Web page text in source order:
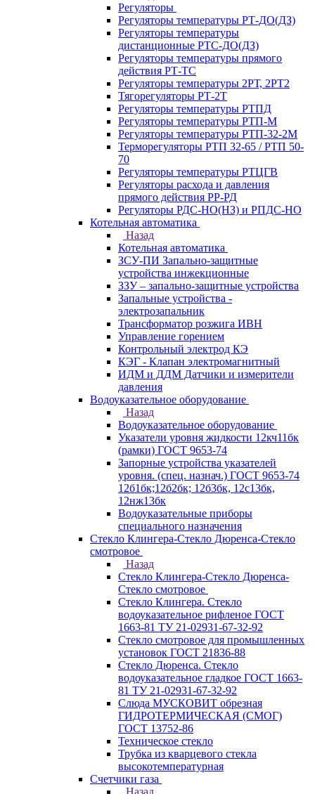
Регуляторы
Регуляторы температуры РТ-ДО(ДЗ)
Регуляторы температуры
дистанционные РТС-ДО(ДЗ)
Регуляторы температуры прямого
действия РТ-ТС
Регуляторы температуры 2РТ, 2РT2
Тягорегуляторы РТ-2Т
Регуляторы температуры РТПД
Регуляторы температуры РТП-M
Регуляторы температуры РТП-32-2М
Терморегуляторы РТП 32-65 / РТП 50-
70
Регуляторы температуры РТЦГВ
Регуляторы расхода и давления
прямого действия РР-РД
Регуляторы РДС-НО(НЗ) и РПДС-НО
Котельная автоматика
Назад
Котельная автоматика
ЗСУ-ПИ Запально-защитные
устройства инжекционные
ЗЗУ – запально-защитные устройства
Запальные устройства -
электрозапальник
Трансформатор розжига ИВН
Управление горением
Контрольный электрод КЭ
КЭГ - Клапан электромагнитный
ИДМ и ДДМ Датчики и измерители
давления
Водоуказательное оборудование
Назад
Водоуказательное оборудование
Указатели уровня жидкости 12кч11бк
(рамки) ГОСТ 9653-74
Запорные устройства указателей
уровня. (спец. назнач.) ГОСТ 9653-74
12б1бк;12б2бк; 12б3бк, 12с13бк,
12нж13бк
Водоуказательные приборы
специального назначения
Стекло Клингера-Стекло Дюренса-Стекло
смотровое
Назад
Стекло Клингера-Стекло Дюренса-
Стекло смотровое
Стекло Клингера. Стекло
водоуказательное рифленое ГОСТ
1663-81 ТУ 21-02931-67-32-92
Стекло смотровое для промышленных
установок ГОСТ 21836-88
Стекло Дюренса. Стекло
водоуказательное гладкое ГОСТ 1663-
81 ТУ 21-02931-67-32-92
Слюда МУСКОВИТ обрезная
ГИДРОТЕРМИЧЕСКАЯ (СМОГ)
ГОСТ 13752-86
Техническое стекло
Трубка из кварцевого стекла
высокотемпературная
Счетчики газа
Назад